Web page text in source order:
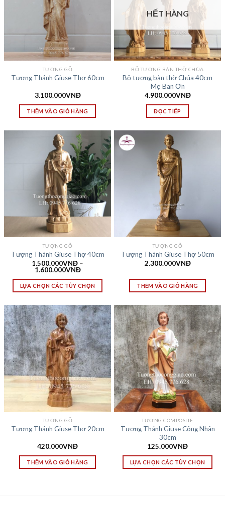
TƯỢNG GỖ
Tượng Thánh Giuse Thợ 60cm
3.100.000VNĐ
THÊM VÀO GIỎ HÀNG
HẾT HÀNG
BỘ TƯỢNG BÀN THỜ CHÚA
Bộ tượng bàn thờ Chúa 40cm
Mẹ Ban Ơn
4.900.000VNĐ
ĐỌC TIẾP
TƯỢNG GỖ
Tượng Thánh Giuse Thợ 40cm
1.500.000VNĐ –
1.600.000VNĐ
LỰA CHỌN CÁC TÙY CHỌN
TƯỢNG GỖ
Tượng Thánh Giuse Thợ 50cm
2.300.000VNĐ
THÊM VÀO GIỎ HÀNG
TƯỢNG GỖ
Tượng Thánh Giuse Thợ 20cm
420.000VNĐ
THÊM VÀO GIỎ HÀNG
TƯỢNG COMPOSITE
Tượng Thánh Giuse Công Nhân
30cm
125.000VNĐ
LỰA CHỌN CÁC TÙY CHỌN